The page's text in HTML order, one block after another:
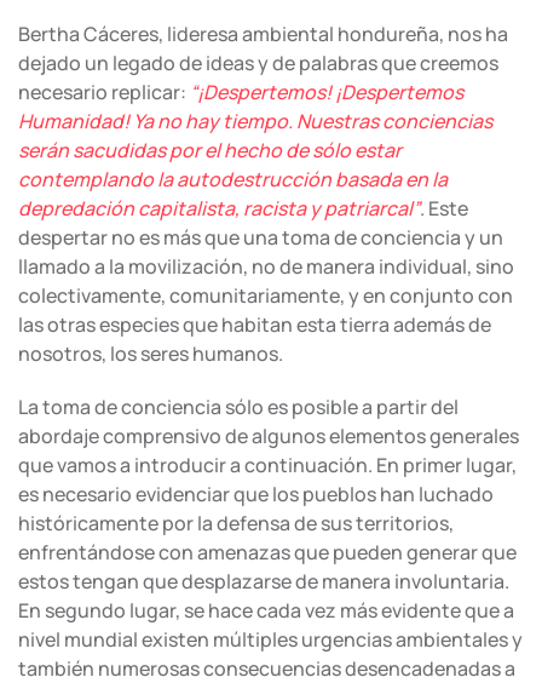
Bertha Cáceres, lideresa ambiental hondureña, nos ha
dejado un legado de ideas y de palabras que creemos
necesario replicar: “¡Despertemos! ¡Despertemos
Humanidad! Ya no hay tiempo. Nuestras conciencias
serán sacudidas por el hecho de sólo estar
contemplando la autodestrucción basada en la
depredación capitalista, racista y patriarcal”. Este
despertar no es más que una toma de conciencia y un
llamado a la movilización, no de manera individual, sino
colectivamente, comunitariamente, y en conjunto con
las otras especies que habitan esta tierra además de
nosotros, los seres humanos.
La toma de conciencia sólo es posible a partir del
abordaje comprensivo de algunos elementos generales
que vamos a introducir a continuación. En primer lugar,
es necesario evidenciar que los pueblos han luchado
históricamente por la defensa de sus territorios,
enfrentándose con amenazas que pueden generar que
estos tengan que desplazarse de manera involuntaria.
En segundo lugar, se hace cada vez más evidente que a
nivel mundial existen múltiples urgencias ambientales y
también numerosas consecuencias desencadenadas a